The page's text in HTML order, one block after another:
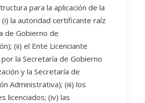
para la aplicación de la
la autoridad certificante raíz
de Gobierno de
(ii) el Ente Licenciante
la Secretaría de Gobierno
y la Secretaría de
Administrativa); (iii) los
licenciados; (iv) las